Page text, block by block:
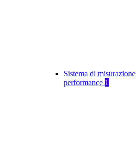
Sistema di
performance 1